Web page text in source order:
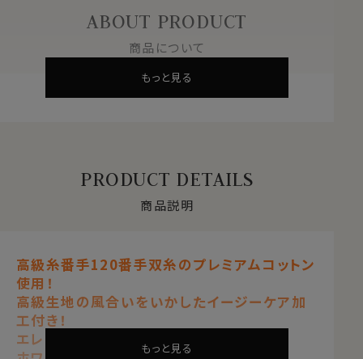
ABOUT PRODUCT
商品について
もっと見る
PRODUCT DETAILS
商品説明
高級糸番手120番手双糸のプレミアムコットン
使用！
高級生地の風合いをいかしたイージーケア加
工付き！
エレガンスなノーネクタイ専用シャツ
もっと見る